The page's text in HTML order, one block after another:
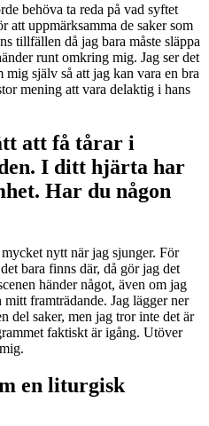
behöva ta reda på vad syftet
att uppmärksamma de saker som
tillfällen då jag bara måste släppa
runt omkring mig. Jag ser det
själv så att jag kan vara en bra
mening att vara delaktig i hans
att få tårar i
I ditt hjärta har
Har du någon
nytt när jag sjunger. För
bara finns där, då gör jag det
händer något, även om jag
framträdande. Jag lägger ner
del saker, men jag tror inte det är
faktiskt är igång. Utöver
en liturgisk